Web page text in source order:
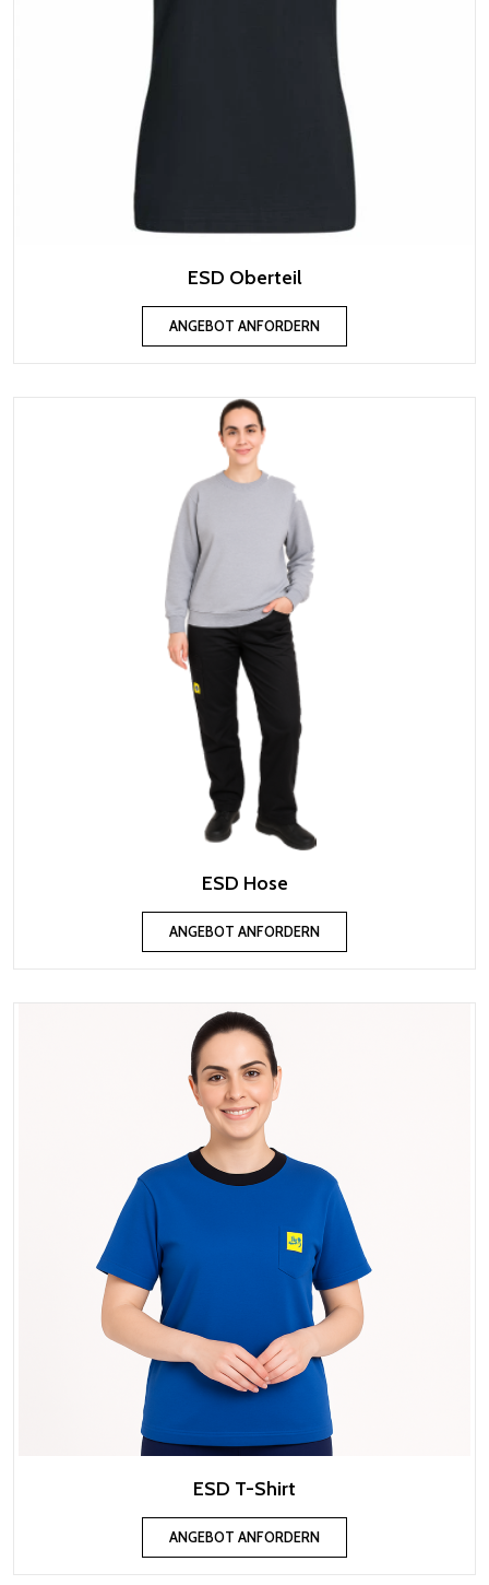
ESD Oberteil
ANGEBOT ANFORDERN
ESD Hose
ANGEBOT ANFORDERN
ESD T-Shirt
ANGEBOT ANFORDERN